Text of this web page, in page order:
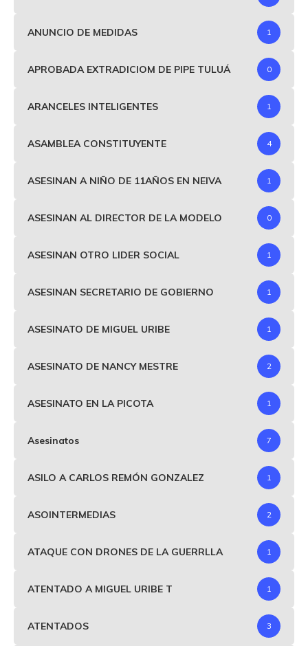
ANUNCIO DE MEDIDAS 1
APROBADA EXTRADICIOM DE PIPE TULUÁ 0
ARANCELES INTELIGENTES 1
ASAMBLEA CONSTITUYENTE 4
ASESINAN A NIÑO DE 11AÑOS EN NEIVA 1
ASESINAN AL DIRECTOR DE LA MODELO 0
ASESINAN OTRO LIDER SOCIAL 1
ASESINAN SECRETARIO DE GOBIERNO 1
ASESINATO DE MIGUEL URIBE 1
ASESINATO DE NANCY MESTRE 2
ASESINATO EN LA PICOTA 1
Asesinatos 7
ASILO A CARLOS REMÓN GONZALEZ 1
ASOINTERMEDIAS 2
ATAQUE CON DRONES DE LA GUERRLLA 1
ATENTADO A MIGUEL URIBE T 1
ATENTADOS 3